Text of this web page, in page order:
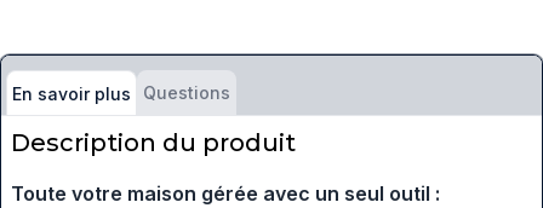
En savoir plus Questions
Description du produit
Toute votre maison gérée avec un seul outil :